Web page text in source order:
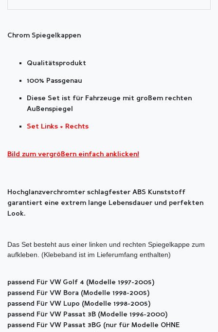
Chrom Spiegelkappen
Qualitätsprodukt
100% Passgenau
Diese Set ist für Fahrzeuge mit großem rechten
Außenspiegel
Set Links + Rechts
Bild zum vergrößern einfach anklicken!
Hochglanzverchromter schlagfester ABS Kunststoff
garantiert eine extrem lange Lebensdauer und perfekten
Look.
Das Set besteht aus einer linken und rechten Spiegelkappe zum
aufkleben. (Klebeband ist im Lieferumfang enthalten)
passend Für VW Golf 4 (Modelle 1997-2005)
passend Für VW Bora (Modelle 1998-2005)
passend Für VW Lupo (Modelle 1998-2005)
passend Für VW Passat 3B (Modelle 1996-2000)
passend Für VW Passat 3BG (nur für Modelle OHNE